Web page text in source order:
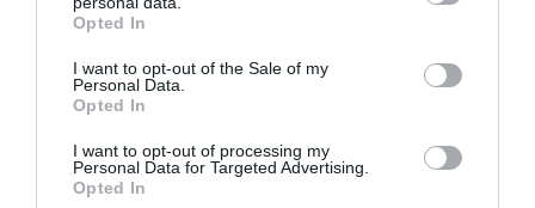
grant or deny consent to Google and its third-party tags to
use your data for below specified purposes in below Google
consent section.
Opted In
I want to opt-out of the Sale of my
Personal Data.
Opted In
I want to opt-out of processing my
Personal Data for Targeted Advertising.
Opted In